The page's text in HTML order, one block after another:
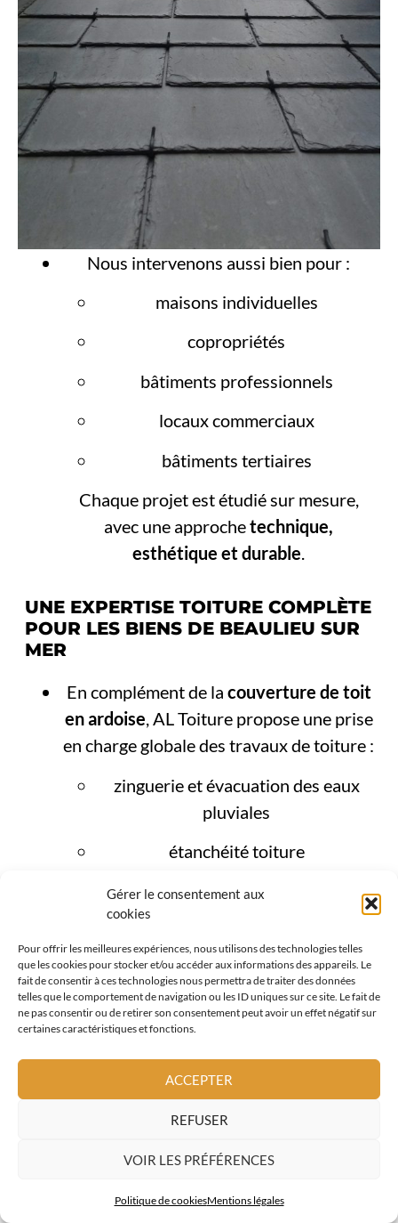
Gérer le consentement aux
cookies
Pour offrir les meilleures expériences, nous utilisons des technologies telles
que les cookies pour stocker et/ou accéder aux informations des appareils. Le
fait de consentir à ces technologies nous permettra de traiter des données
telles que le comportement de navigation ou les ID uniques sur ce site. Le fait de
ne pas consentir ou de retirer son consentement peut avoir un effet négatif sur
certaines caractéristiques et fonctions.
ACCEPTER
REFUSER
VOIR LES PRÉFÉRENCES
Politique de cookiesMentions légales
Nous intervenons aussi bien pour :
maisons individuelles
copropriétés
bâtiments professionnels
locaux commerciaux
bâtiments tertiaires
Chaque projet est étudié sur mesure,
avec une approchetechnique,
esthétique et durable.
UNE EXPERTISE TOITURE COMPLÈTE
POUR LES BIENS DE BEAULIEU SUR
MER
En complément de la couverture de toit
en ardoise, AL Toiture propose une prise
en charge globale des travaux de toiture :
zinguerie et évacuation des eaux
pluviales
étanchéité toiture
fenêtres de toit
tuiles terre cuite
façades et bardages bois
Beaulieu sur Mer, où chaque détail de la
toiture contribue à l’image et à la
durabilité du bâtiment
DEMANDE DE DEVIS